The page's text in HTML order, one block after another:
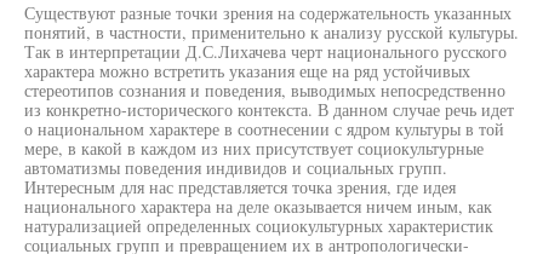
Существуют разные точки зрения на содержательность указанных
понятий, в частности, применительно к анализу русской культуры.
Так в интерпретации Д.С.Лихачева черт национального русского
характера можно встретить указания еще на ряд устойчивых
стереотипов сознания и поведения, выводимых непосредственно
из конкретно-исторического контекста. В данном случае речь идет
о национальном характере в соотнесении с ядром культуры в той
мере, в какой в каждом из них присутствует социокультурные
автоматизмы поведения индивидов и социальных групп.
Интересным для нас представляется точка зрения, где идея
национального характера на деле оказывается ничем иным, как
натурализацией определенных социокультурных характеристик
социальных групп и превращением их в антропологически-